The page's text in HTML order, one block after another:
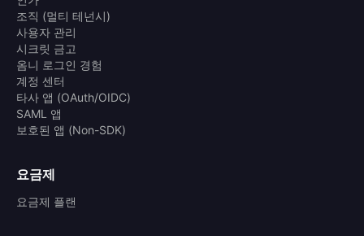
조직 (멀티 테넌시)
사용자 관리
시크릿 금고
옴니 로그인 경험
계정 센터
타사 앱 (OAuth/OIDC)
SAML 앱
보호된 앱 (Non-SDK)
요금제
요금제 플랜